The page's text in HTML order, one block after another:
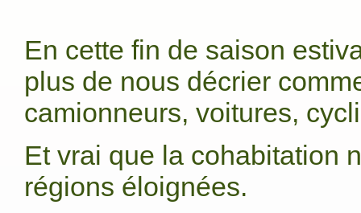
En cette fin de saison
plus de nous décrier
camionneurs, voitures,
Et vrai que la cohabitation
régions éloignées.